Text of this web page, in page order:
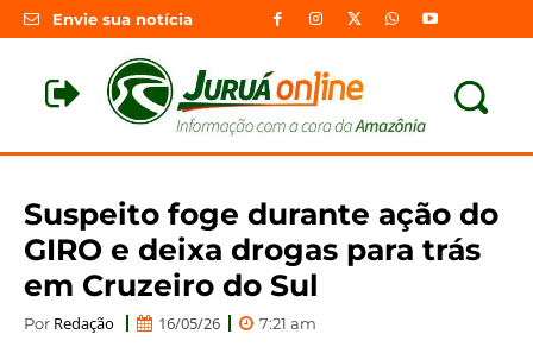
Envie sua notícia
Suspeito foge durante ação do
GIRO e deixa drogas para trás
em Cruzeiro do Sul
Por Redação 16/05/26 7:21 am